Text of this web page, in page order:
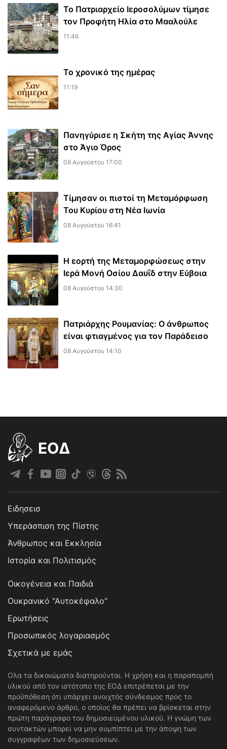
Το Πατριαρχείο Ιεροσολύμων τίμησε
τον Προφήτη Ηλία στο Μααλούλε
11:46
Το χρονικό της ημέρας
11:19
Πανηγύρισε η Σκήτη της Αγίας Άννης
στο Άγιο Όρος
08 Αυγούστου 17:00
Τίμησαν οι πιστοί τη Μεταμόρφωση
Του Κυρίου στη Νέα Ιωνία
08 Αυγούστου 16:41
Η εορτή της Μεταμορφώσεως στην
Ιερά Μονή Οσίου Δαυΐδ στην Εύβοια
08 Αυγούστου 14:30
Πατριάρχης Ρουμανίας: Ο άνθρωπος
είναι φτιαγμένος για τον Παράδεισο
08 Αυγούστου 14:10
EOΔ
Ειδησεισ
Υπεράσπιση της Πίστης
Άνθρωπος και Εκκλησία
Ιστορία και Πολιτισμός
Οικογένεια και Παιδιά
Ουκρανικό "Αυτοκέφαλο"
Ερωτήσεις
Προσωπικός λογαριασμός
Σχετικά με εμάς
Ολα τα δικαιώματα διατηρούνται. Η χρήση και η παραπομπή
υλικού από τον ιστότοπο της ΕΟΔ επιτρέπεται με την
προϋπόθεση ότι υπάρχει ανοιχτός σύνδεσμος προς το
αναφερόμενο άρθρο, ο οποίος θα πρέπει να βρίσκεται στην
πρώτη παράγραφο του δημοσιευμένου υλικού. Η γνώμη των
συντακτών μπορεί να μην συμπίπτει με την άποψη των
συγγραφέων των δημοσιεύσεων.